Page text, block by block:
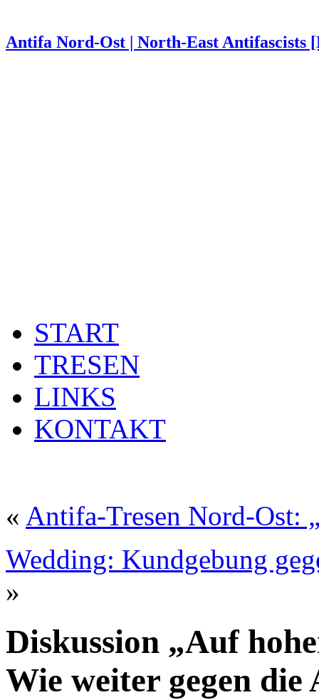
Antifa Nord-Ost | North-East Antifascists
START
TRESEN
LINKS
KONTAKT
« Antifa-Tresen Nord-Ost:
Wedding: Kundgebung
»
Diskussion „Auf
Wie weiter gegen die